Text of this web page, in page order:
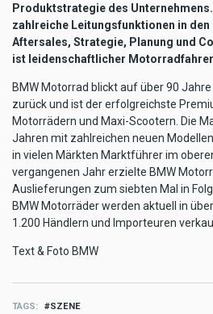
Produktstrategie des
zahlreiche Leitungsfunktionen in den
Aftersales, Strategie, Planung und
ist leidenschaftlicher
BMW Motorrad blickt auf über 90
zurück und ist der erfolgreichste
Motorrädern und Maxi-Scootern. Die
Jahren mit zahlreichen neuen
in vielen Märkten Marktführer im
vergangenen Jahr erzielte BMW
Auslieferungen zum siebten Mal in
BMW Motorräder werden aktuell in
1.200 Händlern und Importeuren
Text & Foto BMW
TAGS SZENE